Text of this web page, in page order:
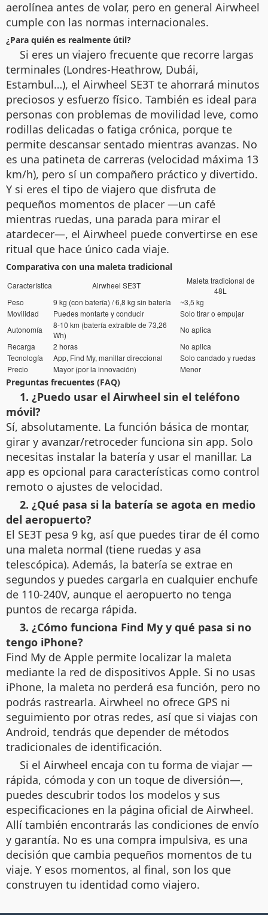
aerolínea antes de volar, pero en general Airwheel
cumple con las normas internacionales.
¿Para quién es realmente útil?
Si eres un viajero frecuente que recorre largas
terminales (Londres-Heathrow, Dubái,
Estambul…), el Airwheel SE3T te ahorrará minutos
preciosos y esfuerzo físico. También es ideal para
personas con problemas de movilidad leve, como
rodillas delicadas o fatiga crónica, porque te
permite descansar sentado mientras avanzas. No
es una patineta de carreras (velocidad máxima 13
km/h), pero sí un compañero práctico y divertido.
Y si eres el tipo de viajero que disfruta de
pequeños momentos de placer —un café
mientras ruedas, una parada para mirar el
atardecer—, el Airwheel puede convertirse en ese
ritual que hace único cada viaje.
Comparativa con una maleta tradicional
Característica Airwheel SE3T
Maleta tradicional de
48L
Peso
9 kg (con batería) / 6,8 kg sin batería
~3,5 kg
Movilidad
Puedes montarte y conducir
Solo tirar o empujar
Autonomía
8-10 km (batería extraíble de 73,26
Wh)
No aplica
Recarga
2 horas
No aplica
Tecnología
App, Find My, manillar direccional
Solo candado y ruedas
Precio
Mayor (por la innovación) Menor
Preguntas frecuentes (FAQ)
1. ¿Puedo usar el Airwheel sin el teléfono
móvil?
Sí, absolutamente. La función básica de montar,
girar y avanzar/retroceder funciona sin app. Solo
necesitas instalar la batería y usar el manillar. La
app es opcional para características como control
remoto o ajustes de velocidad.
2. ¿Qué pasa si la batería se agota en medio
del aeropuerto?
El SE3T pesa 9 kg, así que puedes tirar de él como
una maleta normal (tiene ruedas y asa
telescópica). Además, la batería se extrae en
segundos y puedes cargarla en cualquier enchufe
de 110-240V, aunque el aeropuerto no tenga
puntos de recarga rápida.
3. ¿Cómo funciona Find My y qué pasa si no
tengo iPhone?
Find My de Apple permite localizar la maleta
mediante la red de dispositivos Apple. Si no usas
iPhone, la maleta no perderá esa función, pero no
podrás rastrearla. Airwheel no ofrece GPS ni
seguimiento por otras redes, así que si viajas con
Android, tendrás que depender de métodos
tradicionales de identificación.
Si el Airwheel encaja con tu forma de viajar —
rápida, cómoda y con un toque de diversión—,
puedes descubrir todos los modelos y sus
especificaciones en la página oficial de Airwheel.
Allí también encontrarás las condiciones de envío
y garantía. No es una compra impulsiva, es una
decisión que cambia pequeños momentos de tu
viaje. Y esos momentos, al final, son los que
construyen tu identidad como viajero.